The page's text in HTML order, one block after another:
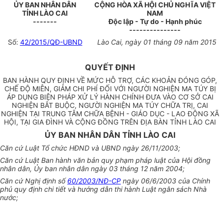
ỦY BAN NHÂN DÂN
TỈNH LÀO CAI
-------
CỘNG HÒA XÃ HỘI CHỦ NGHĨA VIỆT
NAM
Độc lập - Tự do - Hạnh phúc
---------------
Số: 42/2015/QĐ-UBND Lào Cai, ngày 01 tháng 09 năm 2015
QUYẾT ĐỊNH
BAN HÀNH QUY ĐỊNH VỀ MỨC HỖ TRỢ, CÁC KHOẢN ĐÓNG GÓP,
CHẾ ĐỘ MIỄN, GIẢM CHI PHÍ ĐỐI VỚI NGƯỜI NGHIỆN MA TÚY BỊ
ÁP DỤNG BIỆN PHÁP XỬ LÝ HÀNH CHÍNH ĐƯA VÀO CƠ SỞ CAI
NGHIỆN BẮT BUỘC, NGƯỜI NGHIỆN MA TÚY CHỮA TRỊ, CAI
NGHIỆN TẠI TRUNG TÂM CHỮA BỆNH - GIÁO DỤC - LAO ĐỘNG XÃ
HỘI, TẠI GIA ĐÌNH VÀ CỘNG ĐỒNG TRÊN ĐỊA BÀN TỈNH LÀO CAI
ỦY BAN NHÂN DÂN TỈNH LÀO CAI
Căn cứ Luật Tổ chức HĐND và UBND ngày 26/11/2003;
Căn cứ Luật Ban hành văn bản quy phạm pháp luật của Hội đồng
nhân dân, Ủy ban nhân dân ngày 03 tháng 12 năm 2004;
Căn cứ Nghị định số60/2003/NĐ-CP ngày 06/6/2003 của Chính
phủ quy định chi tiết và hướng dẫn thi hành Luật ngân sách Nhà
nước;